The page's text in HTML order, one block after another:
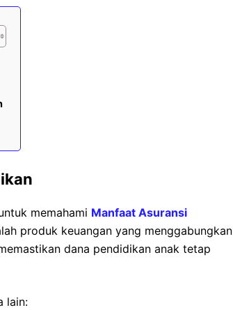
memahami Manfaat Asuransi
produk keuangan yang menggabungkan
dana pendidikan anak tetap
lain: